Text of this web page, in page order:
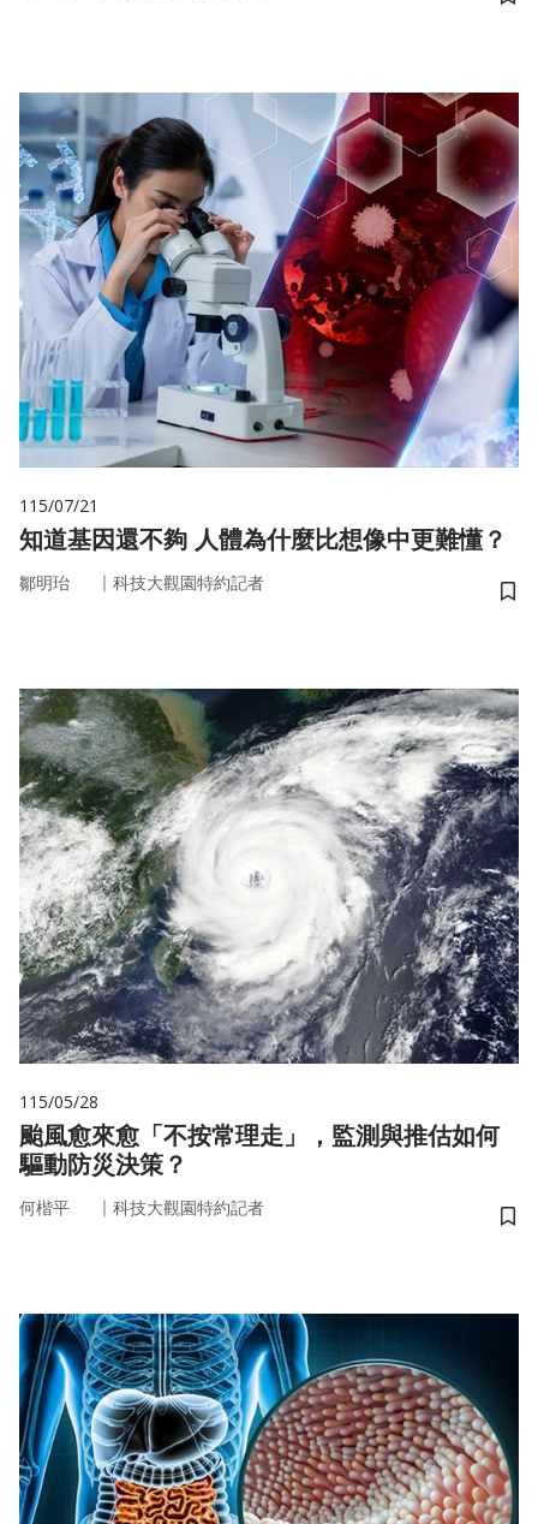
儲
115/07/21
知道基因還不夠 人體為什麼比想像中更難懂？
鄒明珆 ｜ 科技大觀園特約記者
儲
115/05/28
颱風愈來愈「不按常理走」，監測與推估如何
驅動防災決策？
何楷平 ｜ 科技大觀園特約記者
儲